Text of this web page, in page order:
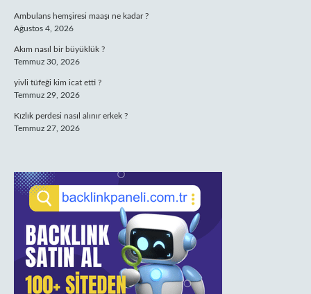
Ambulans hemşiresi maaşı ne kadar ?
Ağustos 4, 2026
Akım nasıl bir büyüklük ?
Temmuz 30, 2026
yivli tüfeği kim icat etti ?
Temmuz 29, 2026
Kızlık perdesi nasıl alınır erkek ?
Temmuz 27, 2026